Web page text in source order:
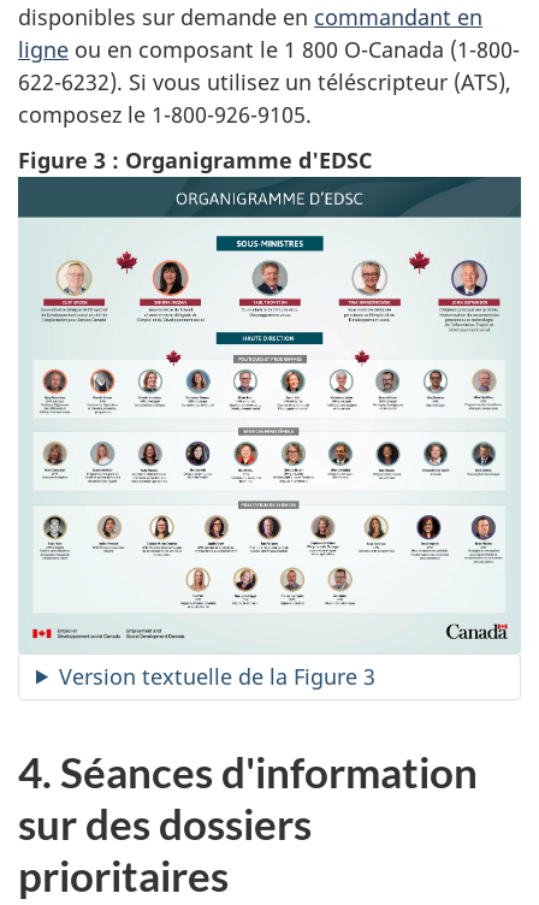
disponibles sur demande en commandant en
ligne ou en composant le 1 800 O-Canada (1-800-
622-6232). Si vous utilisez un téléscripteur (ATS),
composez le 1-800-926-9105.
Figure 3 : Organigramme d'EDSC
Version textuelle de la Figure 3
4. Séances d'information
sur des dossiers
prioritaires